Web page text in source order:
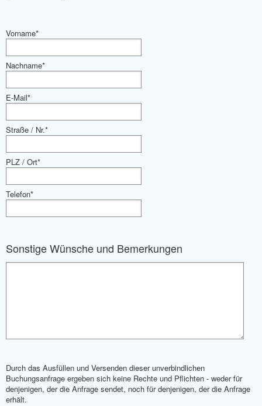
Vorname*
Nachname*
E-Mail*
Straße / Nr.*
PLZ / Ort*
Telefon*
Sonstige Wünsche und Bemerkungen
Durch das Ausfüllen und Versenden dieser unverbindlichen
Buchungsanfrage ergeben sich keine Rechte und Pflichten - weder für
denjenigen, der die Anfrage sendet, noch für denjenigen, der die Anfrage
erhält.